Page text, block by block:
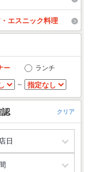
エスニック料理
ー ランチ
～
認 クリア